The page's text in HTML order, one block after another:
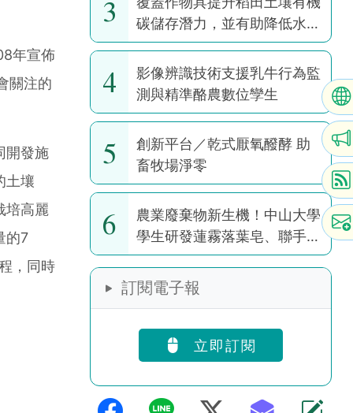
年宣佈
關注的
開發施
土壤
培高麗
的7
，同時
3
碳儲存潛力，並有助降低水稻
耕作全球暖化潛勢
4
影像辨識技術支援乳牛行為監
測與精準酪農數位孿生
5
創新平台／乾式厭氧醱酵 助
畜牧場淨零
6
農業廢棄物新生機！中山大學
學生研發蓮霧落葉皂、聯手果
園推醜芭樂茶包
訂閱電子報
立即訂閱